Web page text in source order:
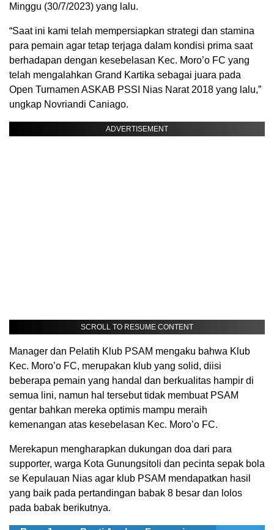
Minggu (30/7/2023) yang lalu.
“Saat ini kami telah mempersiapkan strategi dan stamina
para pemain agar tetap terjaga dalam kondisi prima saat
berhadapan dengan kesebelasan Kec. Moro’o FC yang
telah mengalahkan Grand Kartika sebagai juara pada
Open Turnamen ASKAB PSSI Nias Narat 2018 yang lalu,”
ungkap Novriandi Caniago.
ADVERTISEMENT
SCROLL TO RESUME CONTENT
Manager dan Pelatih Klub PSAM mengaku bahwa Klub
Kec. Moro’o FC, merupakan klub yang solid, diisi
beberapa pemain yang handal dan berkualitas hampir di
semua lini, namun hal tersebut tidak membuat PSAM
gentar bahkan mereka optimis mampu meraih
kemenangan atas kesebelasan Kec. Moro’o FC.
Merekapun mengharapkan dukungan doa dari para
supporter, warga Kota Gunungsitoli dan pecinta sepak bola
se Kepulauan Nias agar klub PSAM mendapatkan hasil
yang baik pada pertandingan babak 8 besar dan lolos
pada babak berikutnya.